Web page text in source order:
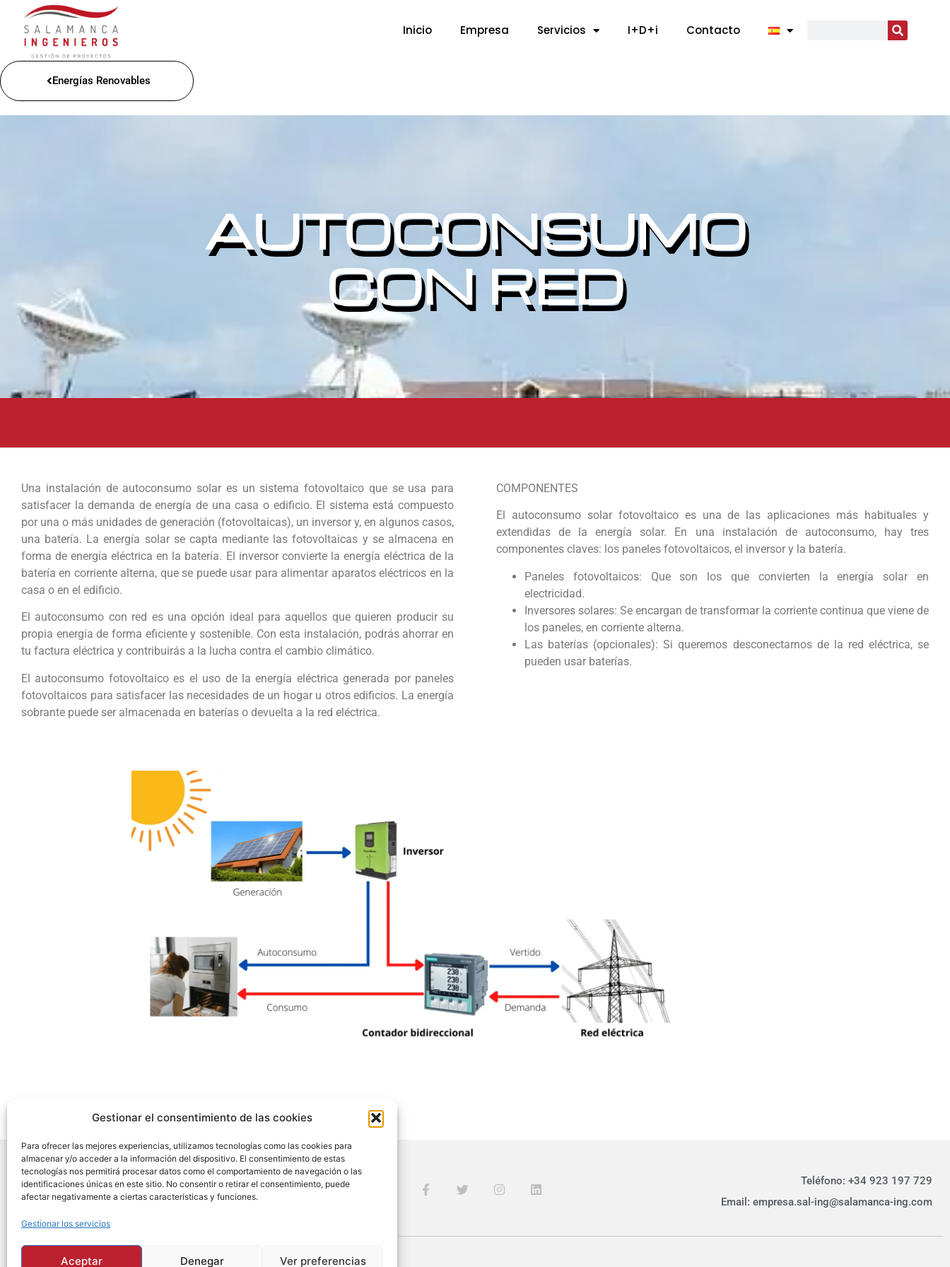
Gestionar el consentimiento de las cookies
Para ofrecer las mejores experiencias, utilizamos tecnologías como las cookies para
almacenar y/o acceder a la información del dispositivo. El consentimiento de estas
tecnologías nos permitirá procesar datos como el comportamiento de navegación o las
identificaciones únicas en este sitio. No consentir o retirar el consentimiento, puede
afectar negativamente a ciertas características y funciones.
Gestionar los servicios
Aceptar Denegar Ver preferencias
Inicio Empresa Servicios I+D+i Contacto
Energías Renovables
AUTOCONSUMO
CON RED
Una instalación de autoconsumo solar es un sistema fotovoltaico que se usa para
satisfacer la demanda de energía de una casa o edificio. El sistema está compuesto
por una o más unidades de generación (fotovoltaicas), un inversor y, en algunos casos,
una batería. La energía solar se capta mediante las fotovoltaicas y se almacena en
forma de energía eléctrica en la batería. El inversor convierte la energía eléctrica de la
batería en corriente alterna, que se puede usar para alimentar aparatos eléctricos en la
casa o en el edificio.
El autoconsumo con red es una opción ideal para aquellos que quieren producir su
propia energía de forma eficiente y sostenible. Con esta instalación, podrás ahorrar en
tu factura eléctrica y contribuirás a la lucha contra el cambio climático.
El autoconsumo fotovoltaico es el uso de la energía eléctrica generada por paneles
fotovoltaicos para satisfacer las necesidades de un hogar u otros edificios. La energía
sobrante puede ser almacenada en baterías o devuelta a la red eléctrica.
COMPONENTES
El autoconsumo solar fotovoltaico es una de las aplicaciones más habituales y
extendidas de la energía solar. En una instalación de autoconsumo, hay tres
componentes claves: los paneles fotovoltaicos, el inversor y la batería.
Paneles fotovoltaicos: Que son los que convierten la energía solar en
electricidad.
Inversores solares: Se encargan de transformar la corriente continua que viene de
los paneles, en corriente alterna.
Las baterías (opcionales): Si queremos desconectarnos de la red eléctrica, se
pueden usar baterías.
Inicio Empresa Servicios I+D+i Contacto
Teléfono: +34 923 197 729
Email:empresa.sal-ing@salamanca-ing.com